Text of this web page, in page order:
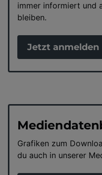
immer informiert und
bleiben.
Jetzt anmelden
Grafiken zum
du auch in unserer